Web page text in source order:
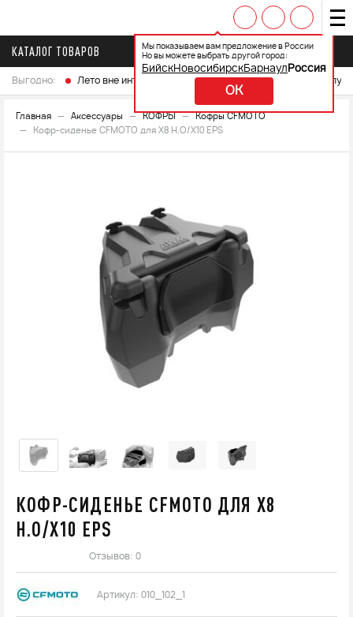
Мы показываем вам предложение в России
Но вы можете выбрать другой город:
БийскНовосибирскБарнаул Россия
OK
КАТАЛОГ ТОВАРОВ
Выгодно: Лето вне интренета Выберите свой мотоцикл и
Главная Аксессуары КОФРЫ
Кофры CFMOTO
Кофр-сиденье CFMOTO для X8 H.O/X10 EPS
КОФР-СИДЕНЬЕ CFMOTO ДЛЯ X8
H.O/X10 EPS
Отзывов: 0
Артикул: 010_102_1